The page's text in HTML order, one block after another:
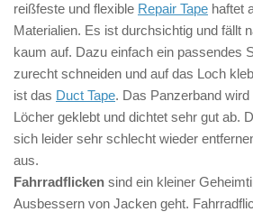
reißfeste und flexible Repair Tape haftet
Materialien. Es ist durchsichtig und fällt
kaum auf. Dazu einfach ein passendes
zurecht schneiden und auf das Loch
ist das Duct Tape. Das Panzerband
Löcher geklebt und dichtet sehr gut ab.
sich leider sehr schlecht wieder
aus.
Fahrradflicken sind ein kleiner
Ausbessern von Jacken geht.